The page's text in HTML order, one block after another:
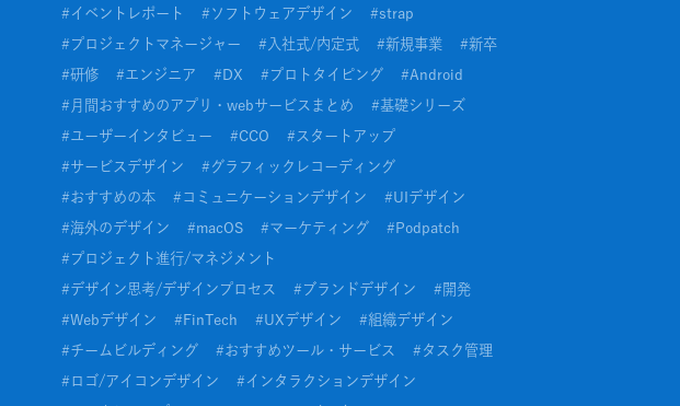
# イベントレポート # ソフトウェアデザイン #strap
# プロジェクトマネージャー # 入社式/内定式 #新規事業 #新卒
#研修 #エンジニア # DX # プロトタイピング #Android
# 月間おすすめのアプリ・webサービスまとめ #基礎シリーズ
#ユーザーインタビュー #CCO # スタートアップ
#サービスデザイン # グラフィックレコーディング
#おすすめの本 # コミュニケーションデザイン #UIデザイン
#海外のデザイン #macOS #マーケティング # Podpatch
# プロジェクト進行/マネジメント
#デザイン思考/デザインプロセス # ブランドデザイン # 開発
#Webデザイン # FinTech #UXデザイン #組織デザイン
#チームビルディング #おすすめツール・サービス # タスク管理
# ロゴ/アイコンデザイン # インタラクションデザイン